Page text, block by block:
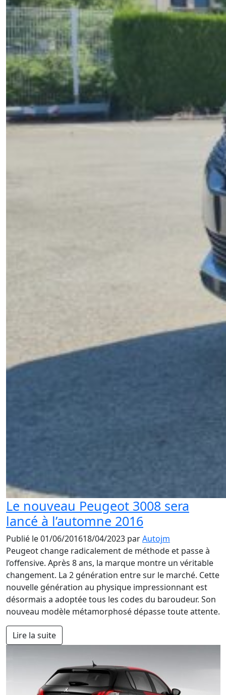
Le nouveau Peugeot 3008 sera
lancé à l’automne 2016
Publié le01/06/201618/04/2023 parAutojm
Peugeot change radicalement de méthode et passe à
l’offensive. Après 8 ans, la marque montre un véritable
changement. La 2 génération entre sur le marché. Cette
nouvelle génération au physique impressionnant est
désormais a adoptée tous les codes du baroudeur. Son
nouveau modèle métamorphosé dépasse toute attente.
Lire la suite